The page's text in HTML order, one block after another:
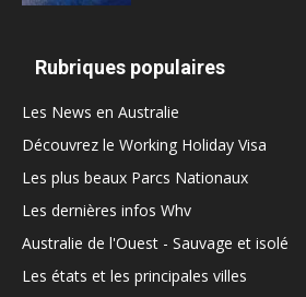
Rubriques populaires
Les News en Australie
Découvrez le Working Holiday Visa
Les plus beaux Parcs Nationaux
Les dernières infos Whv
Australie de l'Ouest - Sauvage et isolé
Les états et les principales villes